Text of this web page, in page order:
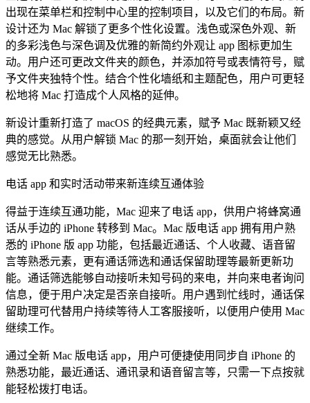
出现在菜单栏和控制中心里的控制项目，以及它们的布局。新
设计还为 Mac 解锁了更多个性化设置。浅色或深色外观、新
的多彩浅色与深色调及优雅的新简约外观让 app 图标更加生
动。用户还可更改文件夹的颜色，并添加符号或表情符号，赋
予文件夹独特个性。结合个性化墙纸和主题配色，用户可更轻
松地将 Mac 打造成个人风格的延伸。
新设计重新打造了 macOS 的经典元素，赋予 Mac 既新颖又经
典的感觉。从用户解锁 Mac 的那一刻开始，桌面就会让他们
感觉无比熟悉。
电话 app 和实时活动带来新连续互通体验
得益于连续互通功能，Mac 迎来了电话 app，供用户将蜂窝通
话从手边的 iPhone 转移到 Mac。Mac 版电话 app 拥有用户熟
悉的 iPhone 版 app 功能，包括最近通话、个人收藏、语音留
言等熟悉元素，更有通话筛选和通话保留助理等最新更新功
能。通话筛选能够自动接听未知号码的来电，并向来电者询问
信息，便于用户决定是否亲自接听。用户遇到忙线时，通话保
留助理可代替用户持续等待人工客服接听，以便用户使用 Mac
继续工作。
通过全新 Mac 版电话 app，用户可便捷使用同步自 iPhone 的
熟悉功能，最近通话、通讯录和语音留言等，只需一下点按就
能轻松拨打电话。